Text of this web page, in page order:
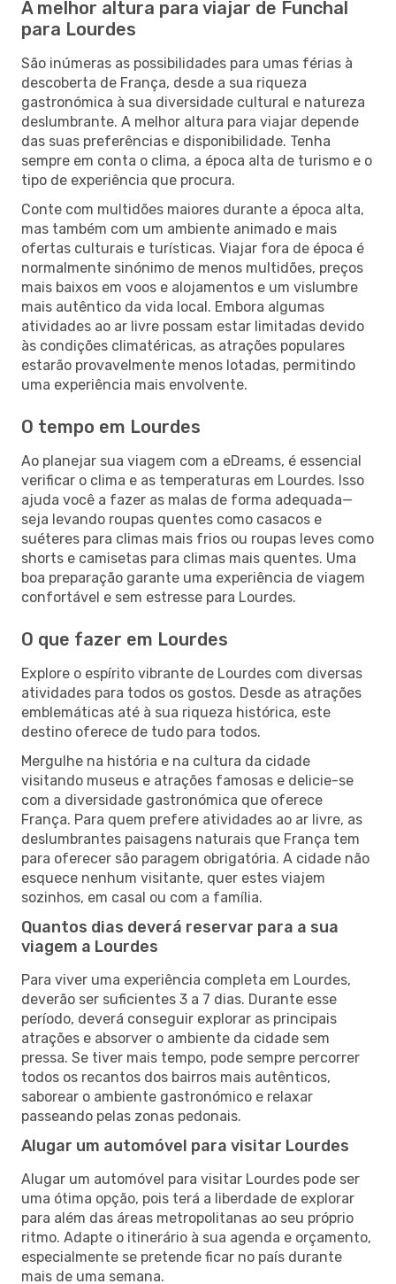
A melhor altura para viajar de Funchal
para Lourdes
São inúmeras as possibilidades para umas férias à
descoberta de França, desde a sua riqueza
gastronómica à sua diversidade cultural e natureza
deslumbrante. A melhor altura para viajar depende
das suas preferências e disponibilidade. Tenha
sempre em conta o clima, a época alta de turismo e o
tipo de experiência que procura.
Conte com multidões maiores durante a época alta,
mas também com um ambiente animado e mais
ofertas culturais e turísticas. Viajar fora de época é
normalmente sinónimo de menos multidões, preços
mais baixos em voos e alojamentos e um vislumbre
mais autêntico da vida local. Embora algumas
atividades ao ar livre possam estar limitadas devido
às condições climatéricas, as atrações populares
estarão provavelmente menos lotadas, permitindo
uma experiência mais envolvente.
O tempo em Lourdes
Ao planejar sua viagem com a eDreams, é essencial
verificar o clima e as temperaturas em Lourdes. Isso
ajuda você a fazer as malas de forma adequada—
seja levando roupas quentes como casacos e
suéteres para climas mais frios ou roupas leves como
shorts e camisetas para climas mais quentes. Uma
boa preparação garante uma experiência de viagem
confortável e sem estresse para Lourdes.
O que fazer em Lourdes
Explore o espírito vibrante de Lourdes com diversas
atividades para todos os gostos. Desde as atrações
emblemáticas até à sua riqueza histórica, este
destino oferece de tudo para todos.
Mergulhe na história e na cultura da cidade
visitando museus e atrações famosas e delicie-se
com a diversidade gastronómica que oferece
França. Para quem prefere atividades ao ar livre, as
deslumbrantes paisagens naturais que França tem
para oferecer são paragem obrigatória. A cidade não
esquece nenhum visitante, quer estes viajem
sozinhos, em casal ou com a família.
Quantos dias deverá reservar para a sua
viagem a Lourdes
Para viver uma experiência completa em Lourdes,
deverão ser suficientes 3 a 7 dias. Durante esse
período, deverá conseguir explorar as principais
atrações e absorver o ambiente da cidade sem
pressa. Se tiver mais tempo, pode sempre percorrer
todos os recantos dos bairros mais autênticos,
saborear o ambiente gastronómico e relaxar
passeando pelas zonas pedonais.
Alugar um automóvel para visitar Lourdes
Alugar um automóvel para visitar Lourdes pode ser
uma ótima opção, pois terá a liberdade de explorar
para além das áreas metropolitanas ao seu próprio
ritmo. Adapte o itinerário à sua agenda e orçamento,
especialmente se pretende ficar no país durante
mais de uma semana.